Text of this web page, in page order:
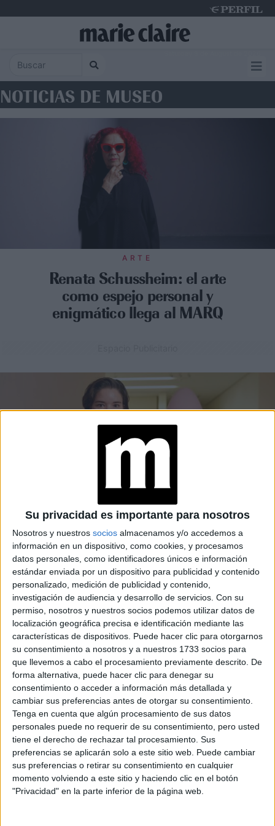
Su privacidad es importante para nosotros
Nosotros y nuestros socios almacenamos y/o accedemos a
información en un dispositivo, como cookies, y procesamos
datos personales, como identificadores únicos e información
estándar enviada por un dispositivo para publicidad y contenido
personalizado, medición de publicidad y contenido,
investigación de audiencia y desarrollo de servicios. Con su
permiso, nosotros y nuestros socios podemos utilizar datos de
localización geográfica precisa e identificación mediante las
características de dispositivos. Puede hacer clic para otorgarnos
su consentimiento a nosotros y a nuestros 1733 socios para
que llevemos a cabo el procesamiento previamente descrito. De
forma alternativa, puede hacer clic para denegar su
consentimiento o acceder a información más detallada y
cambiar sus preferencias antes de otorgar su consentimiento.
Tenga en cuenta que algún procesamiento de sus datos
personales puede no requerir de su consentimiento, pero usted
tiene el derecho de rechazar tal procesamiento. Sus
preferencias se aplicarán solo a este sitio web. Puede cambiar
sus preferencias o retirar su consentimiento en cualquier
momento volviendo a este sitio y haciendo clic en el botón
"Privacidad" en la parte inferior de la página web.
NOTICIAS DE MUSEO
ARTE
Renata Schussheim: el arte
como espejo personal y
enigmático llega al MARQ
COOLTURA 07-04-2025 08:02
Todo sobre “El aire vacilaba a su
alrededor”, la muestra que celebra el
arte latinoamericano femenino
El Museo de Artes Plásticas Eduardo Sívori fue escenario
de una noche que fusionó moda, arte y feminidades
diversas. La exposición “El aire vacilaba a su alrededor”
reúne a once artistas latinoamericanas que invitan a
repensar el territorio desde una mirada poética y
colectiva.
Por Murilo Brito